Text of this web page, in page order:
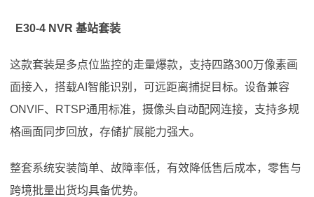
E30-4 NVR 基站套装
这款套装是多点位监控的走量爆款，支持四路300万像素画
面接入，搭载AI智能识别，可远距离捕捉目标。设备兼容
ONVIF、RTSP通用标准，摄像头自动配网连接，支持多规
格画面同步回放，存储扩展能力强大。
整套系统安装简单、故障率低，有效降低售后成本，零售与
跨境批量出货均具备优势。